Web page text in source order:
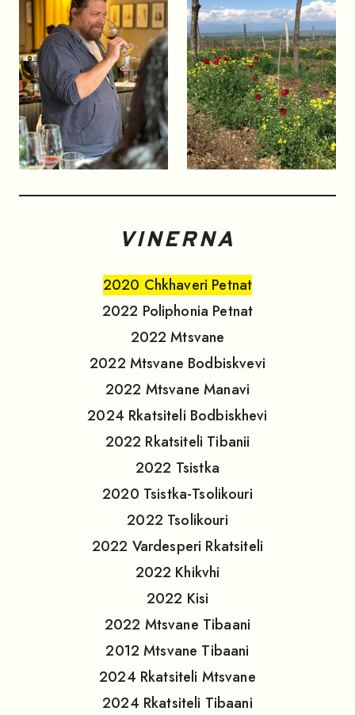
VINERNA
2020 Chkhaveri Petnat
2022 Poliphonia Petnat
2022 Mtsvane
2022 Mtsvane Bodbiskvevi
2022 Mtsvane Manavi
2024 Rkatsiteli Bodbiskhevi
2022 Rkatsiteli Tibanii
2022 Tsistka
2020 Tsistka-Tsolikouri
2022 Tsolikouri
2022 Vardesperi Rkatsiteli
2022 Khikvhi
2022 Kisi
2022 Mtsvane Tibaani
2012 Mtsvane Tibaani
2024 Rkatsiteli Mtsvane
2024 Rkatsiteli Tibaani